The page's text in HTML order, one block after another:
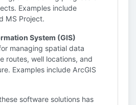
Examples include
MS Project.
System (GIS)
managing spatial data
routes, well locations, and
Examples include ArcGIS
software solutions has